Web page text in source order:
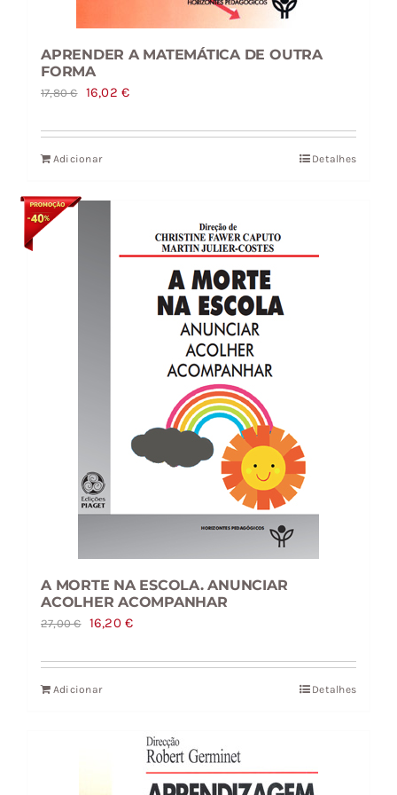
APRENDER A MATEMÁTICA DE OUTRA
FORMA
17,80€
O
original
era:
16,02€O
atual
Adicionar Detalhes
A MORTE NA ESCOLA. ANUNCIAR
ACOLHER ACOMPANHAR
27,00€
O
original
era:
16,20€O
atual
Adicionar Detalhes